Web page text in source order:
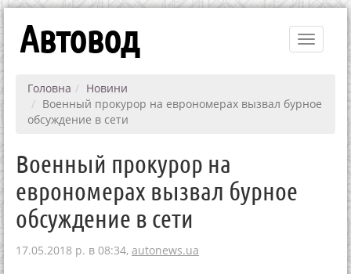
Toggle
Автовод
Головна
Новини
Военный прокурор на еврономерах вызвал бурное
обсуждение в сети
Военный прокурор на
еврономерах вызвал бурное
обсуждение в сети
17.05.2018 р. в 08:34, autonews.ua